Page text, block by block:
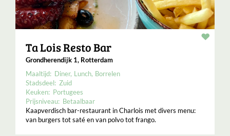
Ta Lois Resto Bar
Grondherendijk 1, Rotterdam
Maaltijd: Diner Lunch Borrelen
Stadsdeel: Zuid
Keuken: Portugees
Prijsniveau: Betaalbaar
Kaapverdisch bar-restaurant in Charlois met divers menu:
van burgers tot saté en van polvo tot frango.